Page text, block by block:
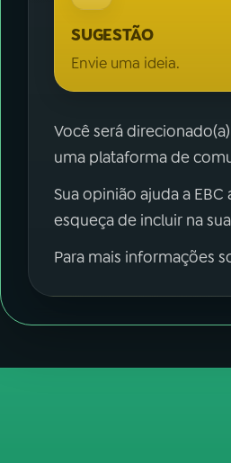
SUGESTÃO
Envie uma ideia.
Você será
uma plataforma de
Sua opinião ajuda a
esqueça de incluir na
Para mais informações